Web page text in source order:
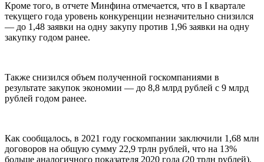
Кроме того, в отчете Минфина отмечается, что в I квартале
текущего года уровень конкуренции незначительно снизился
— до 1,48 заявки на одну закупу против 1,96 заявки на одну
закупку годом ранее.
Также снизился объем полученной госкомпаниями в
результате закупок экономии — до 8,8 млрд рублей с 9 млрд
рублей годом ранее.
Как сообщалось, в 2021 году госкомпании заключили 1,68 млн
договоров на общую сумму 22,9 трлн рублей, что на 13%
больше аналогичного показателя 2020 года (20 трлн рублей).